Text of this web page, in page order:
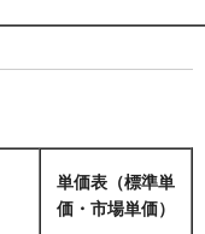
単価表（標準単
価・市場単価）